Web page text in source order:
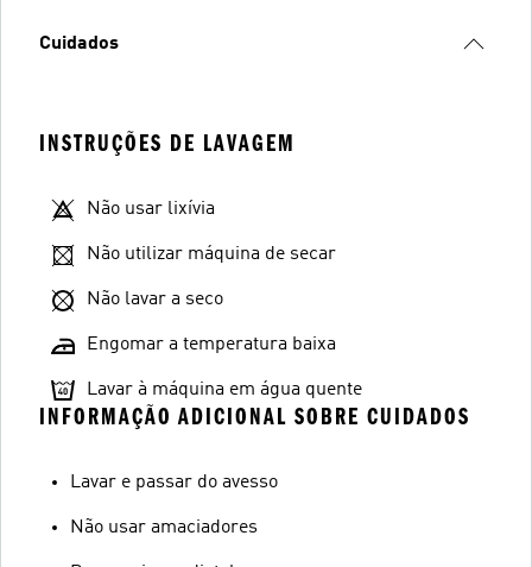
Cuidados
INSTRUÇÕES DE LAVAGEM
Não usar lixívia
Não utilizar máquina de secar
Não lavar a seco
Engomar a temperatura baixa
Lavar à máquina em água quente
INFORMAÇÃO ADICIONAL SOBRE CUIDADOS
Lavar e passar do avesso
Não usar amaciadores